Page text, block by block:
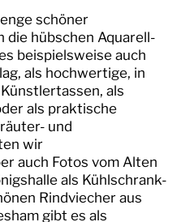
BERGSTRASSE O
BERGSTRASSE N
BLICK
2026
schöner
die hübschen Aquarell-
beispielsweise auch
als hochwertige, in
als
als praktische
und
wir
auch Fotos vom Alten
als Kühlschrank-
Rindviecher aus
gibt es als